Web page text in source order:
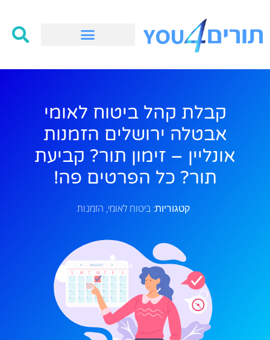
קבלת קהל ביטוח לאומי
אבטלה ירושלים הזמנות
אונליין – זימון תור? קביעת
תור? כל הפרטים פה!
קטגוריות: ביטוח לאומי, הזמנות